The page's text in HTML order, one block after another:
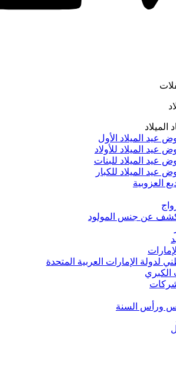
الميلاد
عيد الميلاد الأول
عيد الميلاد للأولاد
عيد الميلاد للبنات
عيد الميلاد للكبار
العزوبية
عن جنس المولود
لدولة الإمارات العربية المتحدة
الكبري
ورأس السنة